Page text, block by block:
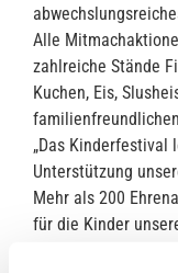
Alle
zahlreiche Stände
Kuchen, Eis,
„Das Kinderfestival
Unterstützung
Mehr als 200
für die Kinder